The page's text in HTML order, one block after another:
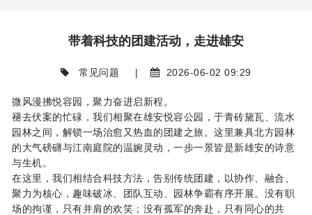
带着科技的团建活动，走进雄安
常见问题 | 2026-06-02 09:29
微风漫拂悦容园，聚力奋进启新程。
褪去伏案的忙碌，我们相聚在雄安悦容公园，于青砖黛瓦、流水
园林之间，解锁一场治愈又热血的团建之旅。这里兼具北方园林
的大气磅礴与江南庭院的温婉灵动，一步一景皆是新雄安的诗意
与生机。
在这里，我们相结合科技方法，告别传统团建，以协作、融合、
聚力为核心，趣味破冰、团队互动、园林争霸有序开展。没有职
场的拘谨，只有并肩的欢笑；没有孤军的奔赴，只有同心的共